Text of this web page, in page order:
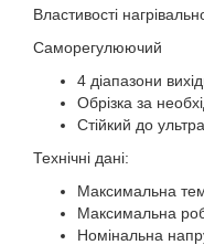
Властивості
Саморегулюючий
4 діапазони
Обрізка за
Стійкий до
Технічні дані:
Максимальна
Максимальна
Номінальна